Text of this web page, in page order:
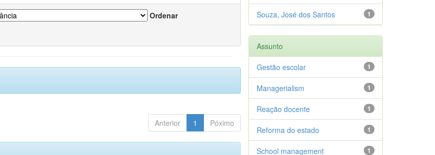
Ordenar
Anterior 1 Póximo
1
Souza, José dos Santos
Assunto
1
Gestão escolar
1
Managerialism
1
Reação docente
1
Reforma do estado
1
School management